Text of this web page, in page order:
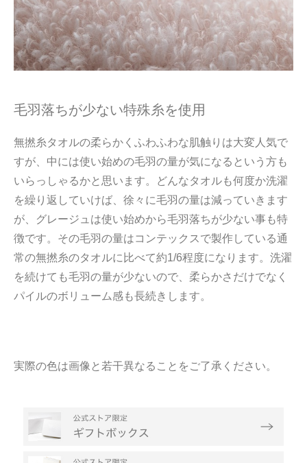
毛羽落ちが少ない特殊糸を使用
無撚糸タオルの柔らかくふわふわな肌触りは大変人気で
すが、中には使い始めの毛羽の量が気になるという方も
いらっしゃるかと思います。どんなタオルも何度か洗濯
を繰り返していけば、徐々に毛羽の量は減っていきます
が、グレージュは使い始めから毛羽落ちが少ない事も特
徴です。その毛羽の量はコンテックスで製作している通
常の無撚糸のタオルに比べて約1/6程度になります。洗濯
を続けても毛羽の量が少ないので、柔らかさだけでなく
パイルのボリューム感も長続きします。
実際の色は画像と若干異なることをご了承ください。